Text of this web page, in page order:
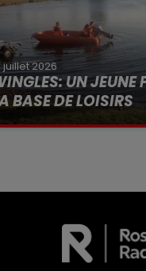
juillet 2026
UN JEUNE
BASE DE LOISIRS
victime a coulé à pic